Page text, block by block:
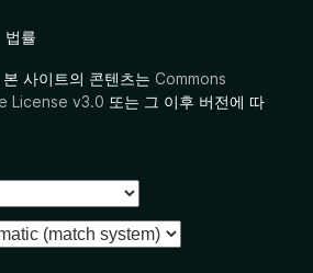
법률
사이트의 콘텐츠는 Commons
License v3.0 또는 그 이후 버전에 따